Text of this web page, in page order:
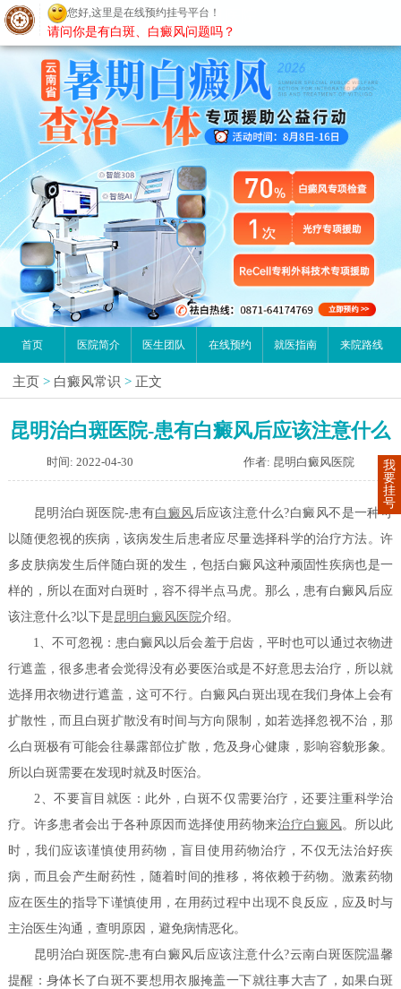
昆明白癜风医院
首页 医院简介 医生团队 在线预约 就医指南 来院路线
主页 > 白癜风常识 > 正文
昆明治白斑医院-患有白癜风后应该注意什么
时间: 2022-04-30 作者: 昆明白癜风医院
昆明治白斑医院-患有白癜风后应该注意什么?白癜风不是一种可
以随便忽视的疾病，该病发生后患者应尽量选择科学的治疗方法。许
多皮肤病发生后伴随白斑的发生，包括白癜风这种顽固性疾病也是一
样的，所以在面对白斑时，容不得半点马虎。那么，患有白癜风后应
该注意什么?以下是昆明白癜风医院介绍。
1、不可忽视：患白癜风以后会羞于启齿，平时也可以通过衣物进
行遮盖，很多患者会觉得没有必要医治或是不好意思去治疗，所以就
选择用衣物进行遮盖，这可不行。白癜风白斑出现在我们身体上会有
扩散性，而且白斑扩散没有时间与方向限制，如若选择忽视不治，那
么白斑极有可能会往暴露部位扩散，危及身心健康，影响容貌形象。
所以白斑需要在发现时就及时医治。
2、不要盲目就医：此外，白斑不仅需要治疗，还要注重科学治
疗。许多患者会出于各种原因而选择使用药物来治疗白癜风。所以此
时，我们应该谨慎使用药物，盲目使用药物治疗，不仅无法治好疾
病，而且会产生耐药性，随着时间的推移，将依赖于药物。激素药物
应在医生的指导下谨慎使用，在用药过程中出现不良反应，应及时与
主治医生沟通，查明原因，避免病情恶化。
昆明治白斑医院-患有白癜风后应该注意什么?云南白斑医院温馨
提醒：身体长了白斑不要想用衣服掩盖一下就往事大吉了，如果白斑
我
要
挂
号
您好,这里是在线预约挂号平台！
请问你是有白斑、白癜风问题吗？